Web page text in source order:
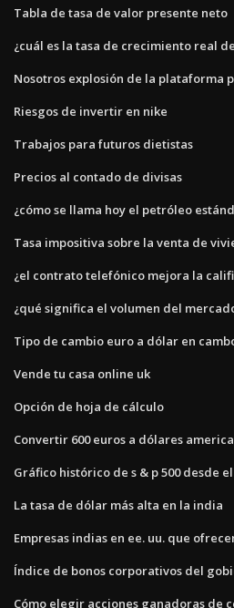
Tabla de tasa de valor presente neto
¿cuál es la tasa de crecimiento real
Nosotros explosión de la plataforma
Riesgos de invertir en nike
Trabajos para futuros dietistas
Precios al contado de divisas
¿cómo se llama hoy el petróleo
Tasa impositiva sobre la venta de
¿el contrato telefónico mejora la
¿qué significa el volumen del
Tipo de cambio euro a dólar en
Vende tu casa online uk
Opción de hoja de cálculo
Convertir 600 euros a dólares
Gráfico histórico de s & p 500 desde
La tasa de dólar más alta en la india
Empresas indias en ee. uu. que
Índice de bonos corporativos del
Cómo elegir acciones ganadoras de